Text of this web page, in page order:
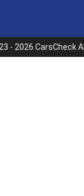
- 2026 CarsCheck